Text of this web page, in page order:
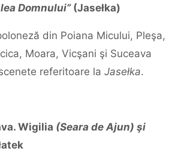
Domnului” (Jasełka)
din Poiana Micului, Pleşa,
Moara, Vicşani şi Suceava
referitoare la Jasełka.
Wigilia (Seara de Ajun) şi